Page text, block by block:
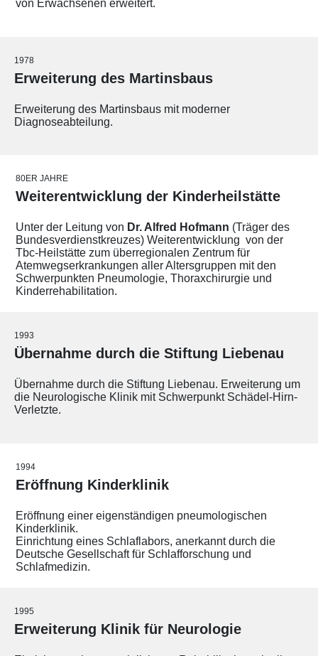
von Erwachsenen erweitert.
1978
Erweiterung des Martinsbaus
Erweiterung des Martinsbaus mit moderner
Diagnoseabteilung.
80ER JAHRE
Weiterentwicklung der Kinderheilstätte
Unter der Leitung von Dr. Alfred Hofmann (Träger des
Bundesverdienstkreuzes) Weiterentwicklung von der
Tbc-Heilstätte zum überregionalen Zentrum für
Atemwegserkrankungen aller Altersgruppen mit den
Schwerpunkten Pneumologie, Thoraxchirurgie und
Kinderrehabilitation.
1993
Übernahme durch die Stiftung Liebenau
Übernahme durch die Stiftung Liebenau. Erweiterung um
die Neurologische Klinik mit Schwerpunkt Schädel-Hirn-
Verletzte.
1994
Eröffnung Kinderklinik
Eröffnung einer eigenständigen pneumologischen
Kinderklinik.
Einrichtung eines Schlaflabors, anerkannt durch die
Deutsche Gesellschaft für Schlafforschung und
Schlafmedizin.
1995
Erweiterung Klinik für Neurologie